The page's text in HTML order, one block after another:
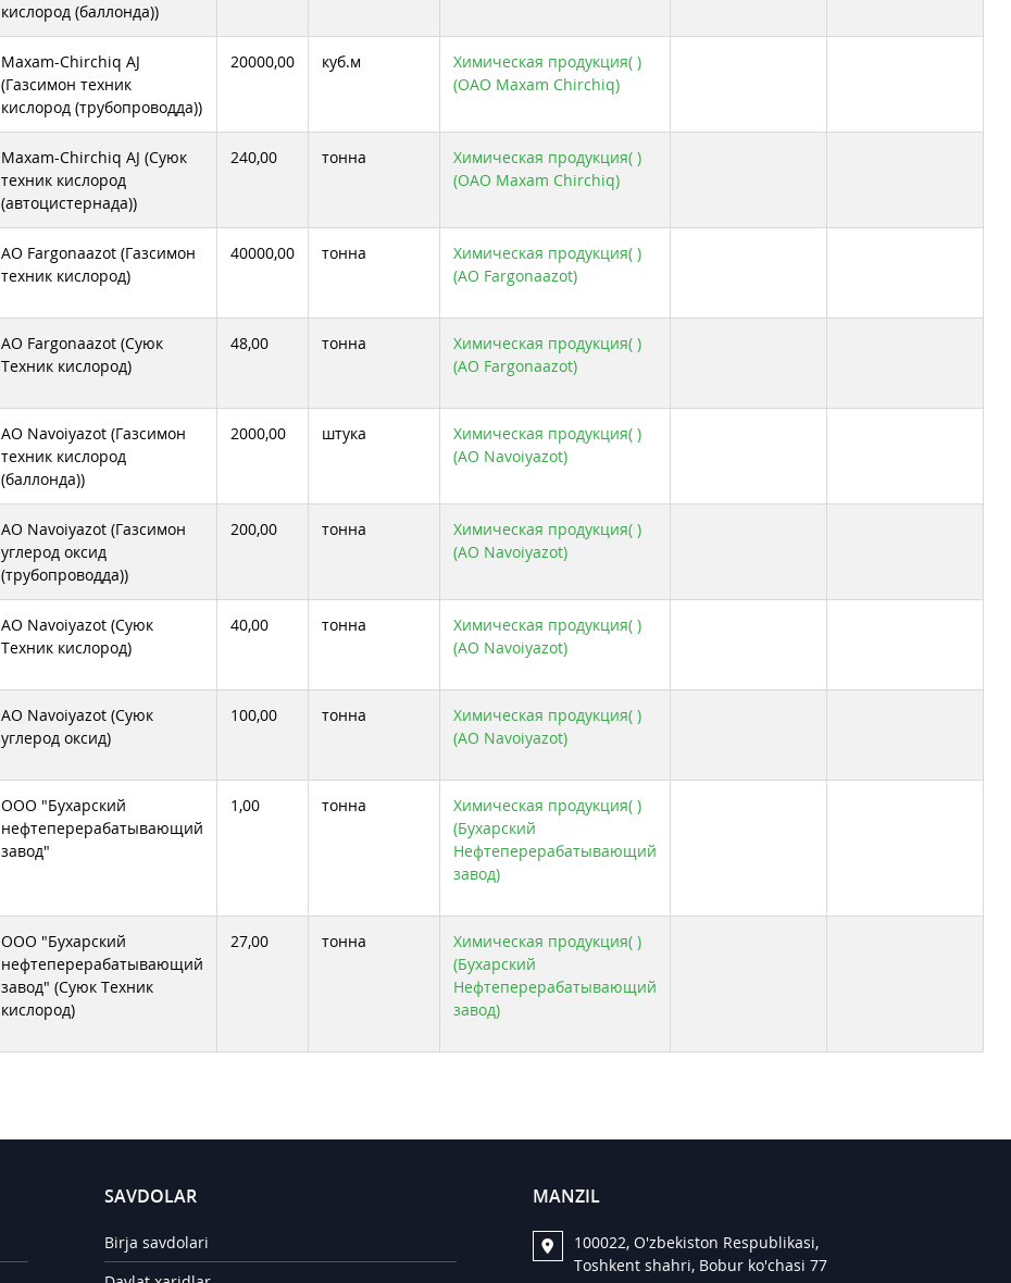
кислород (баллонда))
Maxam-Chirchiq AJ
(Газсимон техник
кислород (трубопроводда))
20000,00 куб.м
Химическая продукция( )
(ОАО Maxam Chirchiq)
Maxam-Chirchiq AJ (Суюк
техник кислород
(автоцистернада))
240,00 тонна
Химическая продукция( )
(ОАО Maxam Chirchiq)
АО Fargonaazot (Газсимон
техник кислород)
40000,00 тонна
Химическая продукция( )
(АО Fargonaazot)
АО Fargonaazot (Суюк
Техник кислород)
48,00 тонна
Химическая продукция( )
(АО Fargonaazot)
АО Navoiyazot (Газсимон
техник кислород
(баллонда))
2000,00 штука
Химическая продукция( )
(АО Navoiyazot)
АО Navoiyazot (Газсимон
углерод оксид
(трубопроводда))
200,00 тонна
Химическая продукция( )
(АО Navoiyazot)
АО Navoiyazot (Суюк
Техник кислород)
40,00 тонна
Химическая продукция( )
(АО Navoiyazot)
АО Navoiyazot (Суюк
углерод оксид)
100,00 тонна
Химическая продукция( )
(АО Navoiyazot)
ООО "Бухарский
нефтеперерабатывающий
завод"
1,00 тонна
Химическая продукция( )
(Бухарский
Нефтеперерабатывающий
завод)
ООО "Бухарский
нефтеперерабатывающий
завод" (Суюк Техник
кислород)
27,00 тонна
Химическая продукция( )
(Бухарский
Нефтеперерабатывающий
завод)
SAVDOLAR
Birja savdolari
MANZIL
100022, O'zbekiston Respublikasi,
Toshkent shahri, Bobur ko'chasi 77